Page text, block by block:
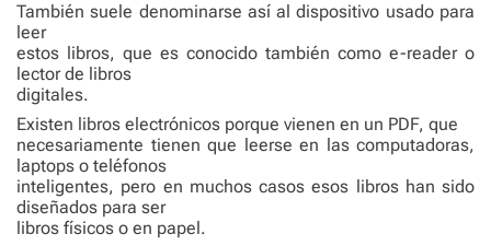
También suele denominarse así al dispositivo usado para
leer
estos libros, que es conocido también como e-reader o
lector de libros
digitales.
Existen libros electrónicos porque vienen en un PDF, que
necesariamente tienen que leerse en las computadoras,
laptops o teléfonos
inteligentes, pero en muchos casos esos libros han sido
diseñados para ser
libros físicos o en papel.